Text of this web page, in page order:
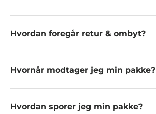
Hvordan foregår retur & ombyt?
Hvornår modtager jeg min pakke?
Hvordan sporer jeg min pakke?